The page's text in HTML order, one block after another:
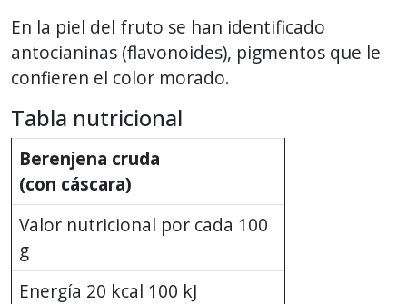
En la piel del fruto se han identificado
antocianinas (flavonoides), pigmentos que le
confieren el color morado.
Tabla nutricional
Berenjena cruda
(con cáscara)
Valor nutricional por cada 100
g
Energía 20 kcal 100 kJ